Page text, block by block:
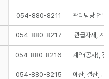
054-880-8211 관리담당 업무
054-880-8217 ∙관급자재, 계
054-880-8216 계약(공사), 감
054-880-8215 예산, 결산, 급